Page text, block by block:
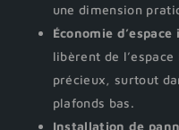
une dimension
Économie
libèrent de
précieux, surtout
plafonds bas.
Installation de